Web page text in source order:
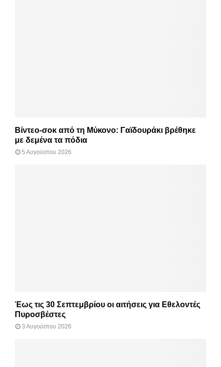
Βίντεο-σοκ από τη Μύκονο: Γαϊδουράκι βρέθηκε
με δεμένα τα πόδια
5 Αυγούστου 2026
Έως τις 30 Σεπτεμβρίου οι αιτήσεις για Εθελοντές
Πυροσβέστες
3 Αυγούστου 2026